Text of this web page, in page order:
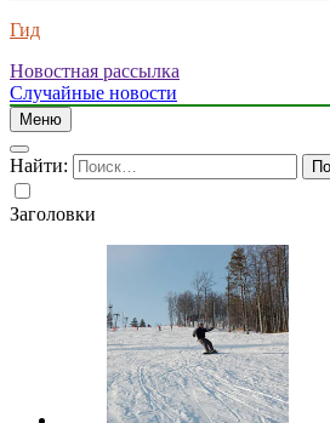
Гид
Новостная рассылка
Случайные новости
Меню
Найти:
Заголовки